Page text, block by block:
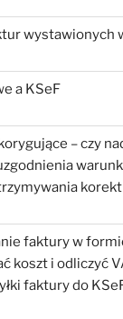
wystawionych
a KSeF
– czy
korekt
faktury w
koszt i odliczyć
faktury do